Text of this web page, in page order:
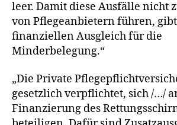
leer. Damit diese Ausfälle nicht
von Pflegeanbietern führen,
finanziellen Ausgleich für die
Minderbelegung.“
„Die Private
gesetzlich verpflichtet, sich /…/
Finanzierung des